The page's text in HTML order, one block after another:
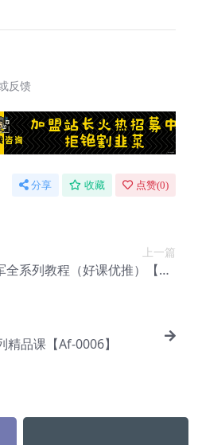
反馈
分享 收藏 点赞(0)
上一篇
系列教程（好课优推）【Af-
品课【Af-0006】